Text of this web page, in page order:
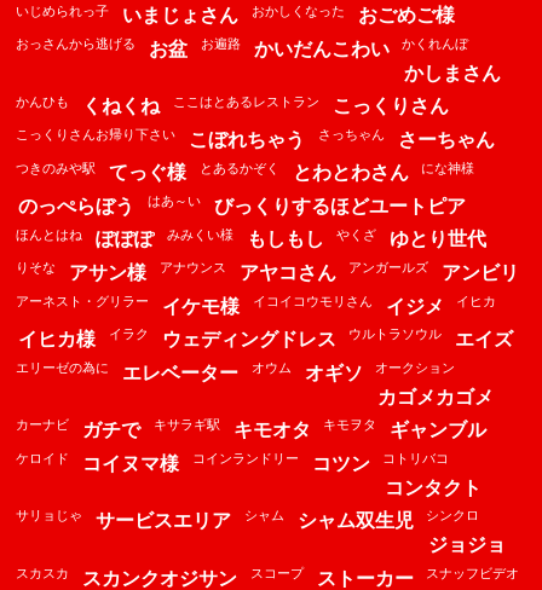
いじめられっ子 いまじょさん おかしくなった おごめご様
おっさんから逃げる お盆 お遍路 かいだんこわい かくれんぼ
かしまさん
かんひも くねくね ここはとあるレストラン こっくりさん
こっくりさんお帰り下さい こぼれちゃう さっちゃん さーちゃん
つきのみや駅 てっぐ様 とあるかぞく とわとわさん にな神様
のっぺらぼう はあ～い びっくりするほどユートピア
ほんとはね ぽぽぽ みみくい様 もしもし やくざ ゆとり世代
りそな アサン様 アナウンス アヤコさん アンガールズ アンビリ
アーネスト・グリラー イケモ様 イコイコウモリさん イジメ イヒカ
イヒカ様 イラク ウェディングドレス ウルトラソウル エイズ
エリーゼの為に エレベーター オウム オギソ オークション
カゴメカゴメ
カーナビ ガチで キサラギ駅 キモオタ キモヲタ ギャンブル
ケロイド コイヌマ様 コインランドリー コツン コトリバコ
コンタクト
サリョじゃ サービスエリア シャム シャム双生児 シンクロ
ジョジョ
スカスカ スカンクオジサン スコープ ストーカー スナッフビデオ